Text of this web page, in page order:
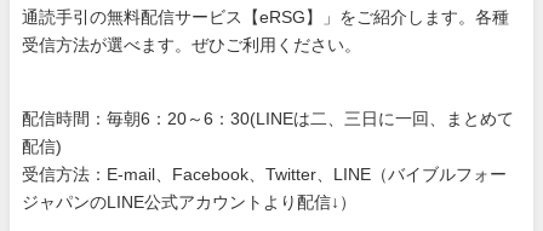
通読手引の無料配信サービス【eRSG】」をご紹介します。各種
受信方法が選べます。ぜひご利用ください。
配信時間：毎朝6：20～6：30(LINEは二、三日に一回、まとめて
配信)
受信方法：E-mail、Facebook、Twitter、LINE（バイブルフォー
ジャパンのLINE公式アカウントより配信↓）